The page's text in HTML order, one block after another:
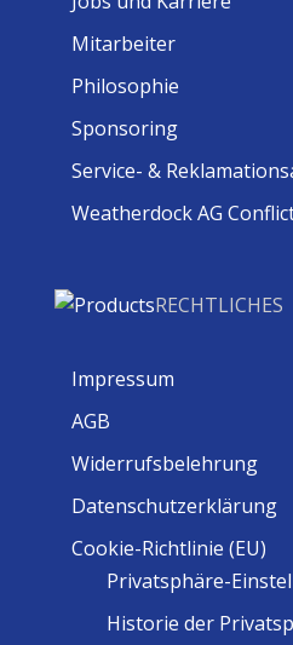
Mitarbeiter
Philosophie
Sponsoring
Service- &
Weatherdock AG
RECHTLICHES
Impressum
AGB
Widerrufsbelehrung
Datenschutzerklärung
Cookie-Richtlinie (EU)
Privatsphäre-
Historie der